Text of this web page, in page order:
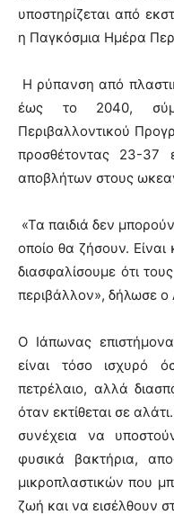
υποστηρίζεται από
η Παγκόσμια Ημέρα
Η ρύπανση από
έως το 2040,
Περιβαλλοντικού
προσθέτοντας 23-37
αποβλήτων στους
«Τα παιδιά δεν
οποίο θα ζήσουν.
διασφαλίσουμε ότι
περιβάλλον», δήλωσε ο
Ο Ιάπωνας
είναι τόσο ισχυρό
πετρέλαιο, αλλά
όταν εκτίθεται σε
συνέχεια να
φυσικά βακτήρια,
μικροπλαστικών που
ζωή και να εισέλθουν